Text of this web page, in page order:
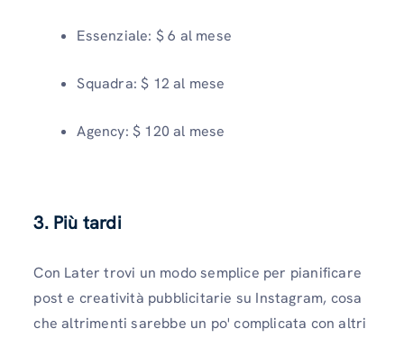
Essenziale: $ 6 al mese
Squadra: $ 12 al mese
Agency: $ 120 al mese
3. Più tardi
Con Later trovi un modo semplice per pianificare
post e creatività pubblicitarie su Instagram, cosa
che altrimenti sarebbe un po' complicata con altri